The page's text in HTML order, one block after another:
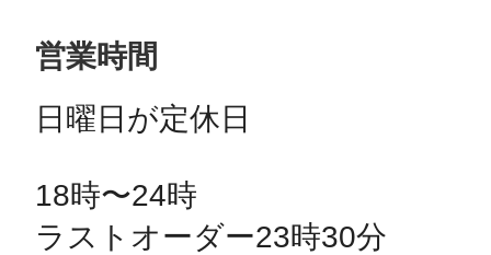
営業時間
日曜日が定休日
18時〜24時
ラストオーダー23時30分